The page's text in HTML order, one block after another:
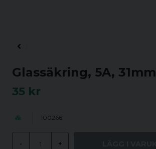
Glassäkring, 5A, 31mm
35 kr
100266
- +